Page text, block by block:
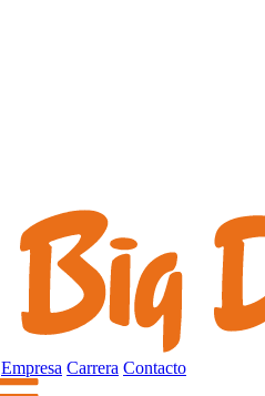
Empresa Carrera Contacto